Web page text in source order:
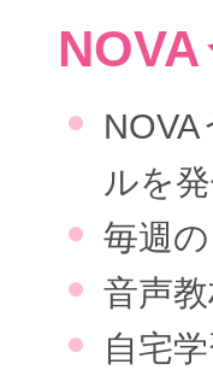
ルを発
毎週
音声
自宅